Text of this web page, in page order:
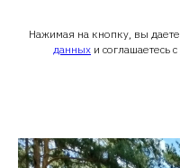
Нажимая на кнопку, вы даете
данных и соглашаетесь c